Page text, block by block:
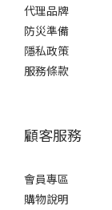
代理品牌
防災準備
隱私政策
服務條款
顧客服務
會員專區
購物說明